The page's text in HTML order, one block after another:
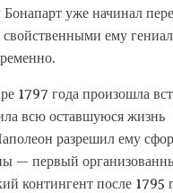
уже начинал
ему
1797 года произошла
всю оставшуюся жизнь
разрешил ему
— первый
контингент после 1795